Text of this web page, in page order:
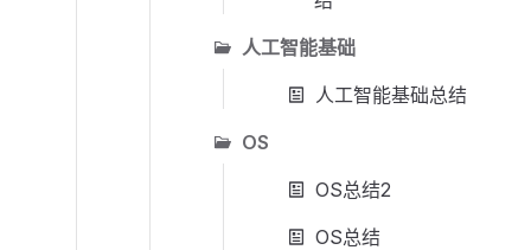
人工智能基础
人工智能基础总结
OS
OS总结2
OS总结